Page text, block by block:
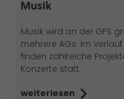
Musik
Musik wird an der GFS
mehrere AGs. Im
finden zahlreiche
Konzerte statt.
weiterlesen